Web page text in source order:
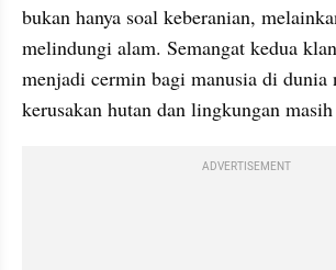
bukan hanya soal keberanian,
melindungi alam. Semangat kedua
menjadi cermin bagi manusia di dunia
kerusakan hutan dan lingkungan
ADVERTISEMENT